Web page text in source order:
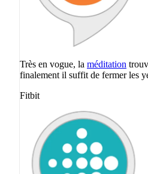
Très en vogue, la méditation
finalement il suffit de fermer les
Fitbit